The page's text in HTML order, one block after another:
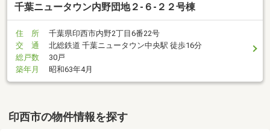
千葉ニュータウン内野団地２-６-２２号棟
住 所
千葉県印西市内野2丁目6番22号
交 通
北総鉄道 千葉ニュータウン中央駅 徒歩16分
総戸数
30戸
築年月
昭和63年4月
印西市の物件情報を探す